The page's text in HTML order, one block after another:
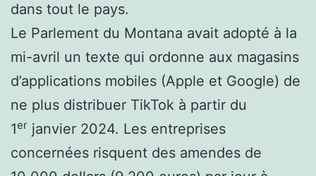
dans tout le pays.
Le Parlement du Montana avait adopté à la
mi-avril un texte qui ordonne aux magasins
d’applications mobiles (Apple et Google) de
ne plus distribuer TikTok à partir du
1er janvier 2024. Les entreprises
concernées risquent des amendes de